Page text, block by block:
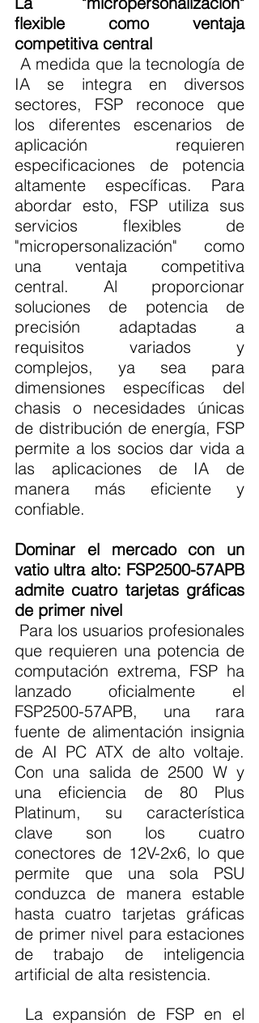
flexible como ventaja
competitiva central
IA se integra en diversos
sectores, FSP reconoce que
los diferentes escenarios de
aplicación requieren
especificaciones de potencia
altamente específicas. Para
abordar esto, FSP utiliza sus
servicios flexibles de
"micropersonalización" como
una ventaja competitiva
central. Al proporcionar
soluciones de potencia de
precisión adaptadas a
requisitos variados y
complejos, ya sea para
dimensiones específicas del
chasis o necesidades únicas
de distribución de energía, FSP
permite a los socios dar vida a
las aplicaciones de IA de
manera más eficiente y
confiable.
Dominar el mercado con un
vatio ultra alto: FSP2500-57APB
admite cuatro tarjetas gráficas
de primer nivel
que requieren una potencia de
computación extrema, FSP ha
lanzado oficialmente el
FSP2500-57APB, una rara
fuente de alimentación insignia
de AI PC ATX de alto voltaje.
Con una salida de 2500 W y
una eficiencia de 80 Plus
Platinum, su característica
clave son los cuatro
conectores de 12V-2x6, lo que
permite que una sola PSU
conduzca de manera estable
hasta cuatro tarjetas gráficas
de primer nivel para estaciones
de trabajo de inteligencia
artificial de alta resistencia.